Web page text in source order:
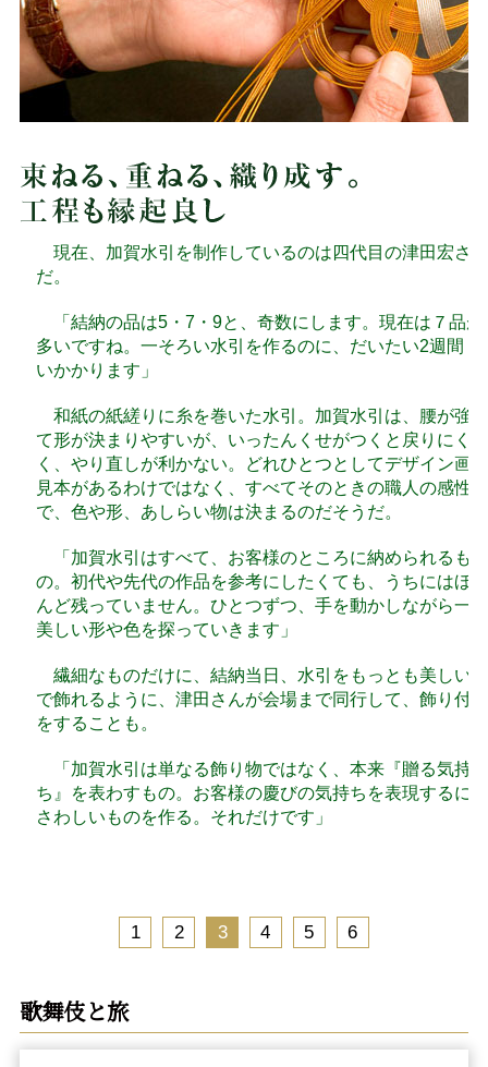
現在、加賀水引を制作しているのは四代目の津田宏さん
だ。
「結納の品は5・7・9と、奇数にします。現在は７品が
多いですね。一そろい水引を作るのに、だいたい2週間く
いかかります」
和紙の紙縒りに糸を巻いた水引。加賀水引は、腰が強く
て形が決まりやすいが、いったんくせがつくと戻りにく
く、やり直しが利かない。どれひとつとしてデザイン画や
見本があるわけではなく、すべてそのときの職人の感性
で、色や形、あしらい物は決まるのだそうだ。
「加賀水引はすべて、お客様のところに納められるも
の。初代や先代の作品を参考にしたくても、うちにはほと
んど残っていません。ひとつずつ、手を動かしながら一番
美しい形や色を探っていきます」
繊細なものだけに、結納当日、水引をもっとも美しい形
で飾れるように、津田さんが会場まで同行して、飾り付け
をすることも。
「加賀水引は単なる飾り物ではなく、本来『贈る気持
ち』を表わすもの。お客様の慶びの気持ちを表現するにふ
さわしいものを作る。それだけです」
1 2 3 4 5 6
歌舞伎と旅